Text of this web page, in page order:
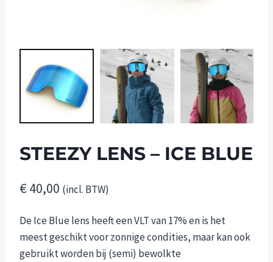
STEEZY LENS – ICE BLUE
€ 40,00 (incl. BTW)
De Ice Blue lens heeft een VLT van 17% en is het
meest geschikt voor zonnige condities, maar kan ook
gebruikt worden bij (semi) bewolkte